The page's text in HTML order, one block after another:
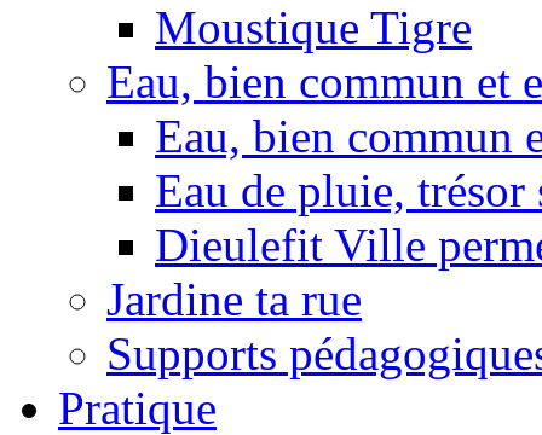
Moustique Tigre
Eau, bien commun et
Eau, bien commun
Eau de pluie,
Dieulefit Ville
Jardine ta rue
Supports
Pratique